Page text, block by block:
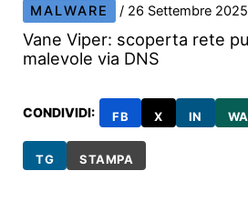
MALWARE / 26 Settembre
Vane Viper: scoperta rete
malevole via DNS
CONDIVIDI: FB X IN WA
TG STAMPA